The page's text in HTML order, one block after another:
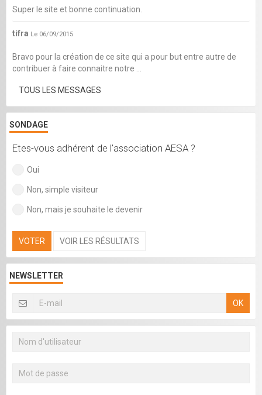
Super le site et bonne continuation.
tifra Le 06/09/2015
Bravo pour la création de ce site qui a pour but entre autre de
contribuer à faire connaitre notre ...
TOUS LES MESSAGES
SONDAGE
Etes-vous adhérent de l'association AESA ?
Oui
Non, simple visiteur
Non, mais je souhaite le devenir
VOTER VOIR LES RÉSULTATS
NEWSLETTER
OK